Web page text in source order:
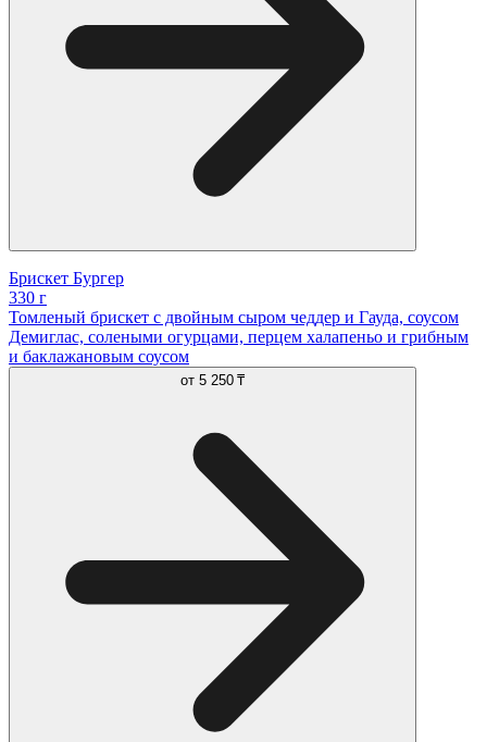
Брискет Бургер
330 г
Томленый брискет с двойным сыром чеддер и Гауда, соусом
Демиглас, солеными огурцами, перцем халапеньо и грибным
и баклажановым соусом
от 5 250 ₸